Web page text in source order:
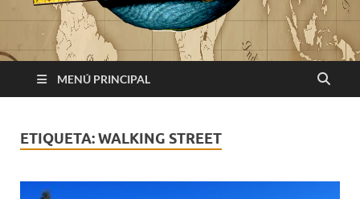
MENÚ PRINCIPAL
ETIQUETA:WALKING STREET